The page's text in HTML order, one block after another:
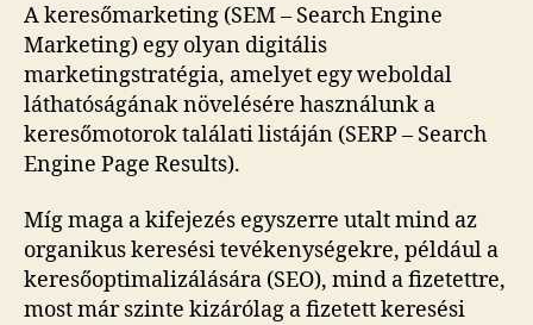
A keresőmarketing (SEM – Search Engine
Marketing) egy olyan digitális
marketingstratégia, amelyet egy weboldal
láthatóságának növelésére használunk a
keresőmotorok találati listáján (SERP – Search
Engine Page Results).
Míg maga a kifejezés egyszerre utalt mind az
organikus keresési tevékenységekre, például a
keresőoptimalizálására (SEO), mind a fizetettre,
most már szinte kizárólag a fizetett keresési